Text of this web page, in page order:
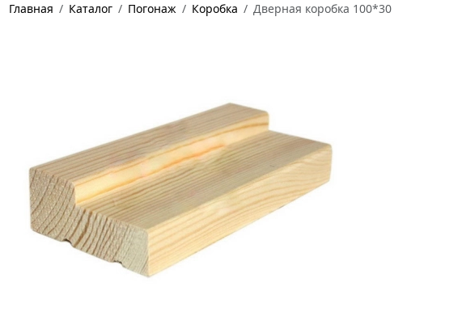
Главная Каталог Погонаж Коробка Дверная коробка 100*30